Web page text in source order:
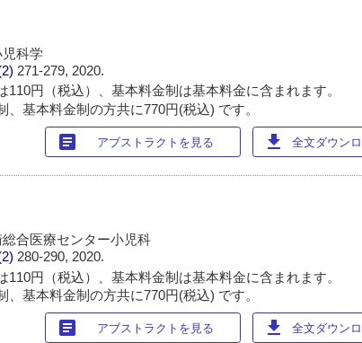
科学
271-279, 2020.
110円（税込）、基本料金制は基本料金に含まれます。
基本料金制の方共に770円(税込) です。
article アブストラクトを見る download 全文ダウン
合医療センター小児科
280-290, 2020.
110円（税込）、基本料金制は基本料金に含まれます。
基本料金制の方共に770円(税込) です。
article アブストラクトを見る download 全文ダウン